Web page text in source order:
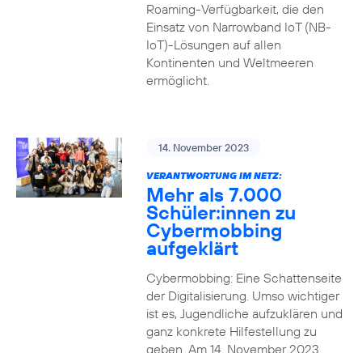
Roaming-Verfügbarkeit, die den
Einsatz von Narrowband IoT (NB-
IoT)-Lösungen auf allen
Kontinenten und Weltmeeren
ermöglicht.
14. November 2023
VERANTWORTUNG IM NETZ:
Mehr als 7.000
Schüler:innen zu
Cybermobbing
aufgeklärt
Cybermobbing: Eine Schattenseite
der Digitalisierung. Umso wichtiger
ist es, Jugendliche aufzuklären und
ganz konkrete Hilfestellung zu
geben. Am 14. November 2023